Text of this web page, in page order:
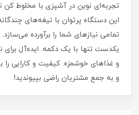
این دستگاه پرتوان با تیغه‌های
تمامی نیازهای شما را برآورده
یکدست تنها با یک دکمه. ایده‌آل
و غذاهای خوشمزه. کیفیت و کارایی را
و به جمع مشتریان راضی بپیوندید!